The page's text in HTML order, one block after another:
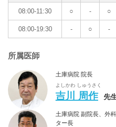
条件
08:00-11:30 ○ - ○
08:00-19:30 - ○ -
所属医師
土庫病院 院長
よしかわ しゅうさく
吉川 周作 先
土庫病院 副院長、外
ター長